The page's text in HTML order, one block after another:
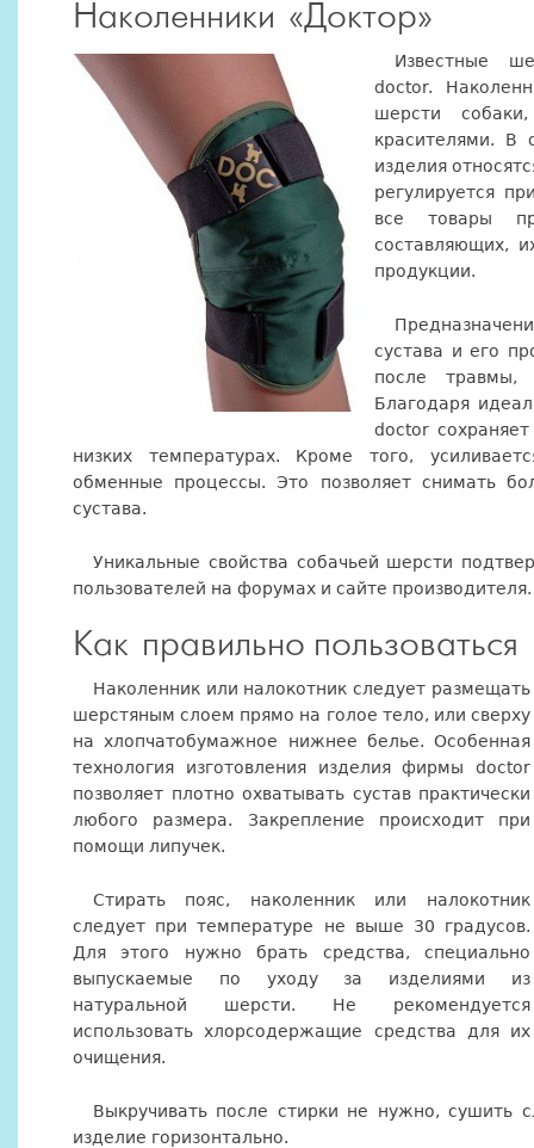
Наколенники «Доктор»
Известные
doctor.
шерсти
красителями. В
изделия
регулируется
все товары
составляющих,
продукции.
сустава и его
после
Благодаря
doctor
низких температурах. Кроме того,
обменные процессы. Это позволяет снимать
сустава.
Уникальные свойства собачьей шерсти
пользователей на форумах и сайте производителя.
Как правильно пользоваться
Наколенник или налокотник следует размещать
шерстяным слоем прямо на голое тело, или сверху
на хлопчатобумажное нижнее белье. Особенная
технология изготовления изделия фирмы doctor
позволяет плотно охватывать сустав практически
любого размера. Закрепление происходит при
помощи липучек.
Стирать пояс, наколенник или налокотник
следует при температуре не выше 30 градусов.
Для этого нужно брать средства, специально
выпускаемые по уходу за изделиями из
натуральной шерсти. Не рекомендуется
использовать хлорсодержащие средства для их
очищения.
Выкручивать после стирки не нужно, сушить
изделие горизонтально.